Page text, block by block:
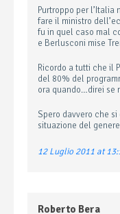
Purtroppo per l’Italia
fare il ministro
fu in quel caso mal
e Berlusconi mise
Ricordo a tutti che il
del 80% del
ora quando…direi se
Spero davvero che
situazione del
12 Luglio 2011 at
Roberto Bera